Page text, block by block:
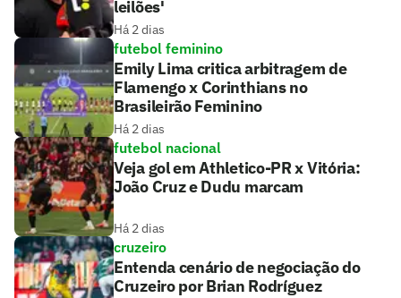
leilões'
Há 2 dias
futebol feminino
Emily Lima critica arbitragem de
Flamengo x Corinthians no
Brasileirão Feminino
Há 2 dias
futebol nacional
Veja gol em Athletico-PR x Vitória:
João Cruz e Dudu marcam
Há 2 dias
cruzeiro
Entenda cenário de negociação do
Cruzeiro por Brian Rodríguez